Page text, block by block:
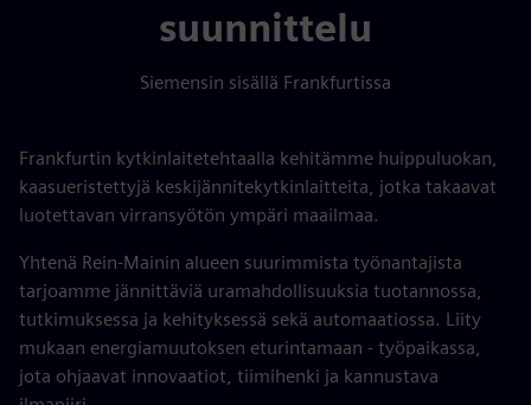
suunnittelu
Siemensin sisällä Frankfurtissa
Frankfurtin kytkinlaitetehtaalla kehitämme huippuluokan,
kaasueristettyjä keskijännitekytkinlaitteita, jotka takaavat
luotettavan virransyötön ympäri maailmaa.
Yhtenä Rein-Mainin alueen suurimmista työnantajista
tarjoamme jännittäviä uramahdollisuuksia tuotannossa,
tutkimuksessa ja kehityksessä sekä automaatiossa. Liity
mukaan energiamuutoksen eturintamaan - työpaikassa,
jota ohjaavat innovaatiot, tiimihenki ja kannustava